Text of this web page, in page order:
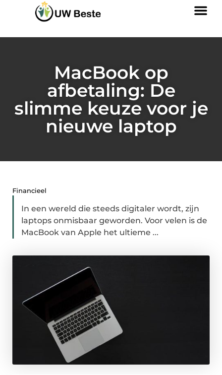
MacBook op
afbetaling: De
slimme keuze voor je
nieuwe laptop
Financieel
In een wereld die steeds digitaler wordt, zijn
laptops onmisbaar geworden. Voor velen is de
MacBook van Apple het ultieme ...